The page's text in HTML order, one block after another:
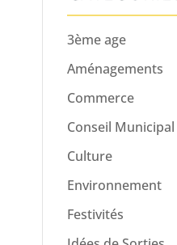
3ème age
Aménagements
Commerce
Conseil Municipal
Culture
Environnement
Festivités